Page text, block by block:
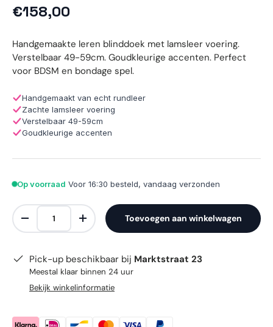
Reguliere prijs
€158,00
Handgemaakte leren blinddoek met lamsleer voering.
Verstelbaar 49-59cm. Goudkleurige accenten. Perfect
voor BDSM en bondage spel.
Handgemaakt van echt rundleer
Zachte lamsleer voering
Verstelbaar 49-59cm
Goudkleurige accenten
Op voorraad Voor 16:30 besteld, vandaag verzonden
Aantal
Verlaag de hoeveelheidVerhoog de hoeveelheid
Toevoegen aan winkelwagen
Pick-up beschikbaar bij Marktstraat 23
Meestal klaar binnen 24 uur
Bekijk winkelinformatie